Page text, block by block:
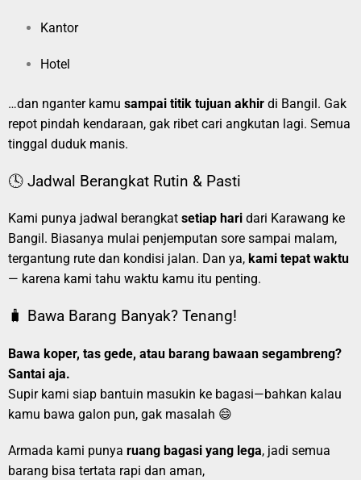
Kantor
Hotel
…dan nganter kamu sampai titik tujuan akhir di Bangil. Gak
repot pindah kendaraan, gak ribet cari angkutan lagi. Semua
tinggal duduk manis.
🕓 Jadwal Berangkat Rutin & Pasti
Kami punya jadwal berangkat setiap hari dari Karawang ke
Bangil. Biasanya mulai penjemputan sore sampai malam,
tergantung rute dan kondisi jalan. Dan ya, kami tepat waktu
— karena kami tahu waktu kamu itu penting.
🧳 Bawa Barang Banyak? Tenang!
Bawa koper, tas gede, atau barang bawaan segambreng?
Santai aja.
Supir kami siap bantuin masukin ke bagasi—bahkan kalau
kamu bawa galon pun, gak masalah 😄
Armada kami punya ruang bagasi yang lega, jadi semua
barang bisa tertata rapi dan aman,